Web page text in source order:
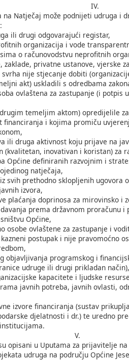
Natječaj može podnijeti udruga i
ili drugi odgovarajući registar,
organizacija i vode
o računovodstvu neprofitnih
privatne ustanove, vjerske
nije stjecanje dobiti
akt) uskladili s odredbama
ovlaštena za zastupanje (i potpis
temeljim aktom) opredijelile
financiranja i kojima promiču
ili druga aktivnost koju prijave na
(kvalitetan, inovativan i koristan) za
Općine definiranih razvojnim i
natječaja,
svih prethodno sklopljenih ugovora
izvora,
plaćanja doprinosa za mirovinsko i
prema državnom proračunu i
Općine,
osobe ovlaštene za zastupanje i
postupak i nije pravomoćno
objavljivanja programskog i
udruge ili drugi prikladan način),
kapacitete i ljudske
javnih potreba, javnih ovlasti,
izvore financiranja (sustav
djelatnosti i dr.) te uredno
opisani u Uputama za prijavitelje na
udruga na području Općine